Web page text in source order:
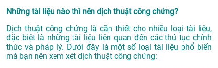
Những tài liệu nào thì nên dịch thuật công chứng?
Dịch thuật công chứng là cần thiết cho nhiều loại tài liệu,
đặc biệt là những tài liệu liên quan đến các thủ tục chính
thức và pháp lý. Dưới đây là một số loại tài liệu phổ biến
mà bạn nên xem xét dịch thuật công chứng: